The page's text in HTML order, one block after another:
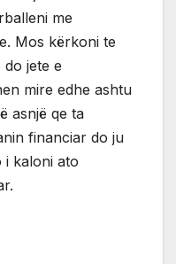
me
Mos kërkoni te
do jete e
mire edhe ashtu
asnjë qe ta
financiar do ju
i kaloni ato